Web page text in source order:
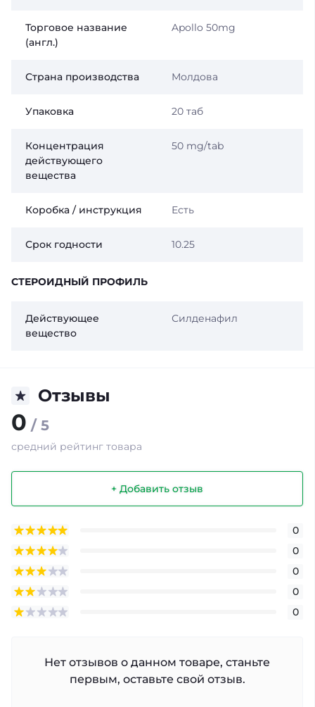
Торговое название
(англ.)
Apollo 50mg
Страна производства Молдова
Упаковка 20 таб
Концентрация
действующего
вещества
50 mg/tab
Коробка / инструкция Есть
Срок годности 10.25
СТЕРОИДНЫЙ ПРОФИЛЬ
Действующее
вещество
Силденафил
Отзывы
0 / 5
средний рейтинг товара
+ Добавить отзыв
0
0
0
0
0
Нет отзывов о данном товаре, станьте
первым, оставьте свой отзыв.